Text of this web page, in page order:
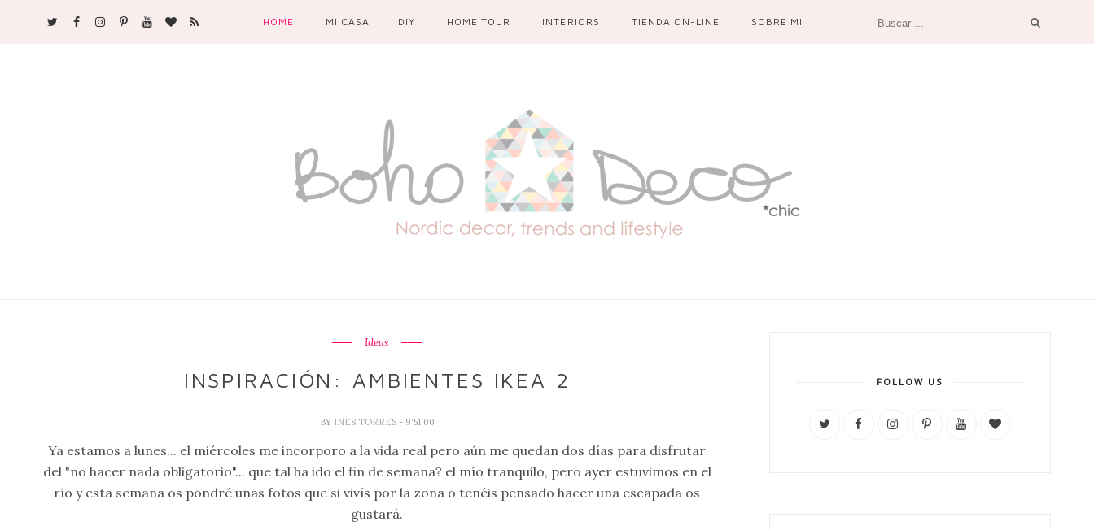
HOME MI CASA DIY HOME TOUR INTERIORS TIENDA ON-LINE SOBRE MI
Ideas
INSPIRACIÓN: AMBIENTES IKEA 2
BY INES TORRES - 9:51:00
Ya estamos a lunes... el miércoles me incorporo a la vida real pero aún me quedan dos días para disfrutar
del "no hacer nada obligatorio"... que tal ha ido el fin de semana? el mío tranquilo, pero ayer estuvimos en el
río y esta semana os pondré unas fotos que si vivís por la zona o tenéis pensado hacer una escapada os
gustará.
FOLLOW US